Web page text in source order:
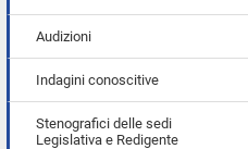
Audizioni
Indagini conoscitive
Stenografici delle sedi
Legislativa e Redigente